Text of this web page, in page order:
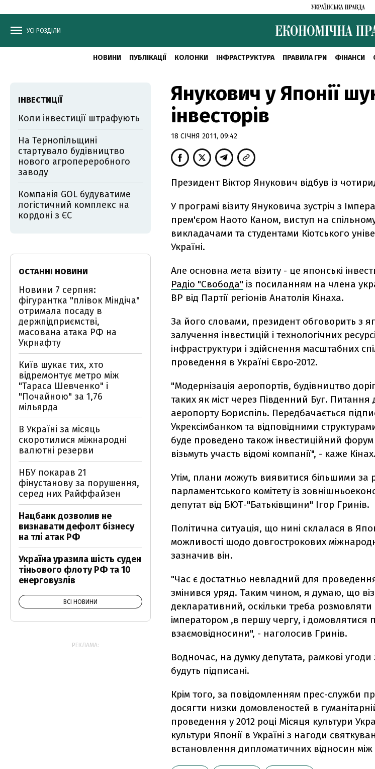
УСІ РОЗДІЛИ
НОВИНИ ПУБЛІКАЦІЇ КОЛОНКИ ІНФРАСТРУКТУРА ПРАВИЛА ГРИ ФІНАНСИ
Янукович у Японії
інвесторів
18 СІЧНЯ 2011, 09:42
Президент Віктор Янукович відбув із
У програмі візиту Януковича зустріч з
прем'єром Наото Каном, виступ на спільному
викладачами та студентами Кіотського
Україні.
Але основна мета візиту - це японські
Радіо "Свобода" із посиланням на члена
ВР від Партії регіонів Анатолія Кінаха.
За його словами, президент обговорить з
залучення інвестицій і технологічних
інфраструктури і здійснення масштабних
проведення в Україні Євро-2012.
"Модернізація аеропортів, будівництво
таких як міст через Південний Буг. Питання
аеропорту Бориспіль. Передбачається
Укрексімбанком та відповідними
буде проведено також інвестиційний
візьмуть участь відомі компанії", - каже Кінах.
Утім, плани можуть виявитися більшими за
парламентського комітету із
депутат від БЮТ-"Батьківщини" Ігор Гринів.
Політична ситуація, що нині склалася в
можливості щодо довгострокових
зазначив він.
"Час є достатньо невладний для
змінився уряд. Таким чином, я думаю, що
декларативний, оскільки треба розмовляти
імператором ,в першу чергу, і домовлятися
взаємовідносини", - наголосив Гринів.
Водночас, на думку депутата, рамкові
будуть підписані.
Крім того, за повідомленням прес-служби
досягти низки домовленостей в
проведення у 2012 році Місяця культури
культури Японії в Україні з нагоди
встановлення дипломатичних відносин
ІНВЕСТИЦІЇ
Коли інвестиції штрафують
На Тернопільщині
стартувало будівництво
нового агропереробного
заводу
Компанія GOL будуватиме
логістичний комплекс на
кордоні з ЄС
ОСТАННІ НОВИНИ
Новини 7 серпня:
фігурантка "плівок Міндіча"
отримала посаду в
держпідприємстві,
масована атака РФ на
Укрнафту
Київ шукає тих, хто
відремонтує метро між
"Тараса Шевченко" і
"Почайною" за 1,76
мільярда
В Україні за місяць
скоротилися міжнародні
валютні резерви
НБУ покарав 21
фінустанову за порушення,
серед них Райффайзен
Нацбанк дозволив не
визнавати дефолт бізнесу
на тлі атак РФ
Україна уразила шість суден
тіньового флоту РФ та 10
енерговузлів
ВСІ НОВИНИ
РЕКЛАМА: